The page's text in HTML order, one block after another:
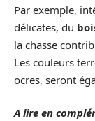
Par exemple,
délicates, du
la chasse
Les couleurs
ocres, seront
A lire en